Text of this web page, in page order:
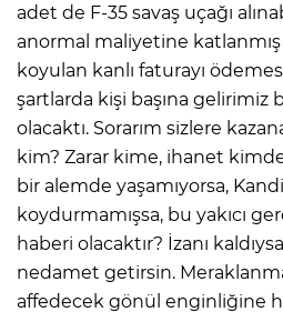
adet de F-35 savaş uçağı
anormal maliyetine
koyulan kanlı faturayı
şartlarda kişi başına gelirimiz
olacaktı. Sorarım sizlere
kim? Zarar kime, ihanet
bir alemde yaşamıyorsa,
koydurmamışsa, bu yakıcı
haberi olacaktır? İzanı
nedamet getirsin.
affedecek gönül enginliğine